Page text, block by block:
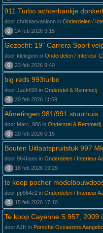
911 Turbo achterbankje
door christianvanloon in Onderdelen /
0
24 feb 2026 9:15
Gezocht: 19" Carrera Sport
door kleingem in Onderdelen / Interieur
0
23 feb 2026 9:40
big reds 993turbo
door Jack699 in Onderstel & Remmerij
0
20 feb 2026 11:59
Afmetingen 981/991 stuurhuis
door Marc_986 in Onderstel & Remmerij
0
20 feb 2026 0:15
Bouten Uitlaatspruitstuk 997
door 964hans in Onderdelen / Interieur
0
18 feb 2026 19:29
te koop pocher
door pp964c2 in Onderdelen / Interieur
0
15 feb 2026 17:10
Te koop Cayenne S 957, 2009
door AJH in Porsche Occasions